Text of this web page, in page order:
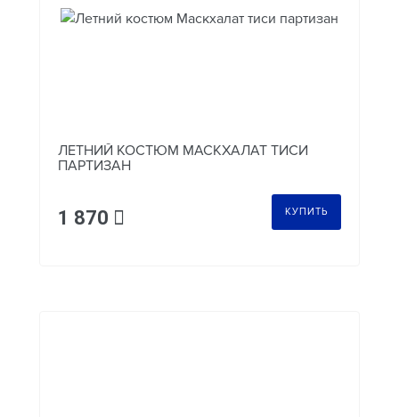
ЛЕТНИЙ КОСТЮМ МАСКХАЛАТ ТИСИ
ПАРТИЗАН
1 870 КУПИТЬ